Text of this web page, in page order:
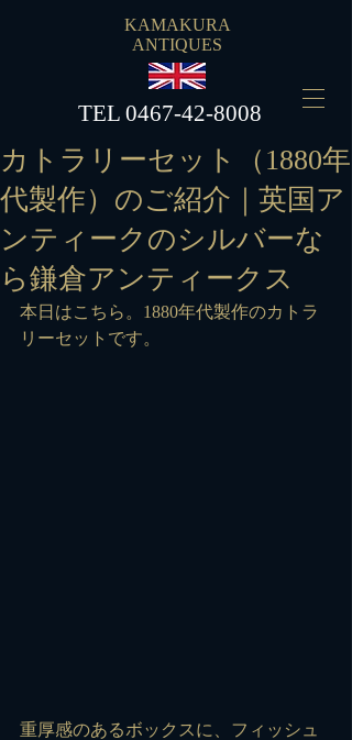
KAMAKURA
ANTIQUES
​TEL 0467-42-8008
カトラリーセット（1880年
代製作）のご紹介｜英国ア
ンティークのシルバーな
ら鎌倉アンティークス
本日はこちら。1880年代製作のカトラ
リーセットです。
重厚感のあるボックスに、フィッシュ